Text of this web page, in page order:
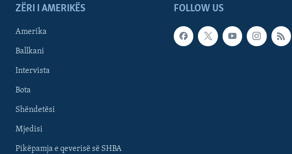
FOLLOW US
ZËRI I AMERIKËS
Amerika
Ballkani
Intervista
Bota
Shëndetësi
Mjedisi
Pikëpamja e qeverisë së SHBA